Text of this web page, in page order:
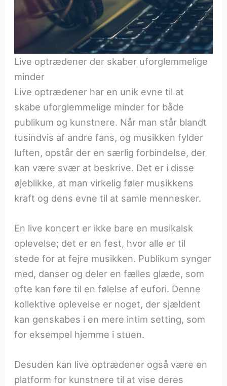
Live optrædener der skaber uforglemmelige
minder
Live optrædener har en unik evne til at
skabe uforglemmelige minder for både
publikum og kunstnere. Når man står blandt
tusindvis af andre fans, og musikken fylder
luften, opstår der en særlig forbindelse, der
kan være svær at beskrive. Det er i disse
øjeblikke, at man virkelig føler musikkens
kraft og dens evne til at samle mennesker.
En live koncert er ikke bare en musikalsk
oplevelse; det er en fest, hvor alle er til
stede for at fejre musikken. Publikum synger
med, danser og deler en fælles glæde, som
ofte kan føre til en følelse af eufori. Denne
kollektive oplevelse er noget, der sjældent
kan genskabes i en mere intim setting, som
for eksempel hjemme i stuen.
Desuden kan live optrædener også være en
platform for kunstnere til at vise deres